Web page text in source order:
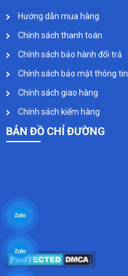
Hướng dẫn mua hàng
Chính sách thanh toán
Chính sách bảo hành đổi trả
Chính sách bảo mật thông tin
Chính sách giao hàng
Chính sách kiểm hàng
BẢN ĐỒ CHỈ ĐƯỜNG